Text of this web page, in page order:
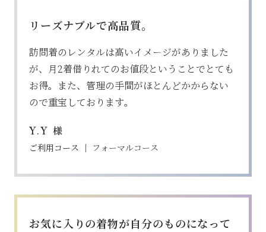
リーズナブルで高品質。
訪問着のレンタルは高いイメージがありました
が、月2着借りれてのお値段ということでとても
お得。また、管理の手間がほとんどかからない
ので重宝しております。
Y.Y 様
ご利用コース ｜ フォーマルコース
お気に入りの着物が自分のものになって